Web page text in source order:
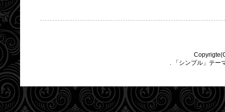
. 「シンプル」テー